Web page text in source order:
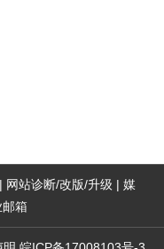
| 网站诊断/改版/升级 | 媒
邮箱